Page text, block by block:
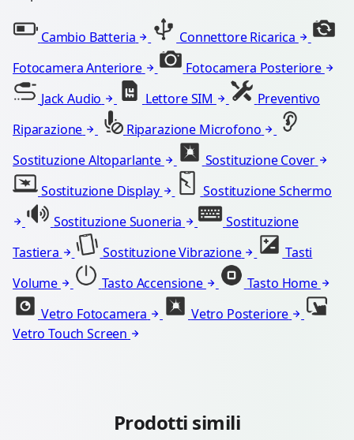
Cambio Batteria
Connettore Ricarica
Fotocamera Anteriore
Fotocamera Posteriore
Jack Audio
Lettore SIM
Preventivo
Riparazione
Riparazione Microfono
Sostituzione Altoparlante
Sostituzione Cover
Sostituzione Display
Sostituzione Schermo
Sostituzione Suoneria
Sostituzione
Tastiera
Sostituzione Vibrazione
Tasti
Volume
Tasto Accensione
Tasto Home
Vetro Fotocamera
Vetro Posteriore
Vetro Touch Screen
Prodotti simili